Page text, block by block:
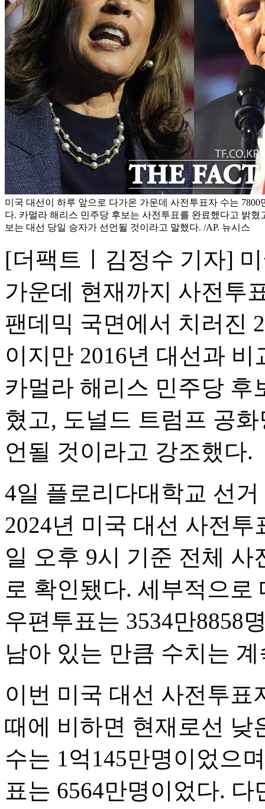
미국 대선이 하루 앞으로 다가온 가운데 사전투표자 수는
다. 카멀라 해리스 민주당 후보는 사전투표를 완료했다고 밝혔
보는 대선 당일 승자가 선언될 것이라고 말했다. /AP. 뉴시스
[더팩트ㅣ김정수 기자]
가운데 현재까지 사전투
팬데믹 국면에서 치러진
이지만 2016년 대선과
카멀라 해리스 민주당 후
혔고, 도널드 트럼프 공
언될 것이라고 강조했다.
4일 플로리다대학교 선
2024년 미국 대선 사전
일 오후 9시 기준 전체 사
로 확인됐다. 세부적으로
우편투표는 3534만8858
남아 있는 만큼 수치는
이번 미국 대선 사전투표
때에 비하면 현재로선 낮
수는 1억145만명이었으
표는 6564만명이었다.